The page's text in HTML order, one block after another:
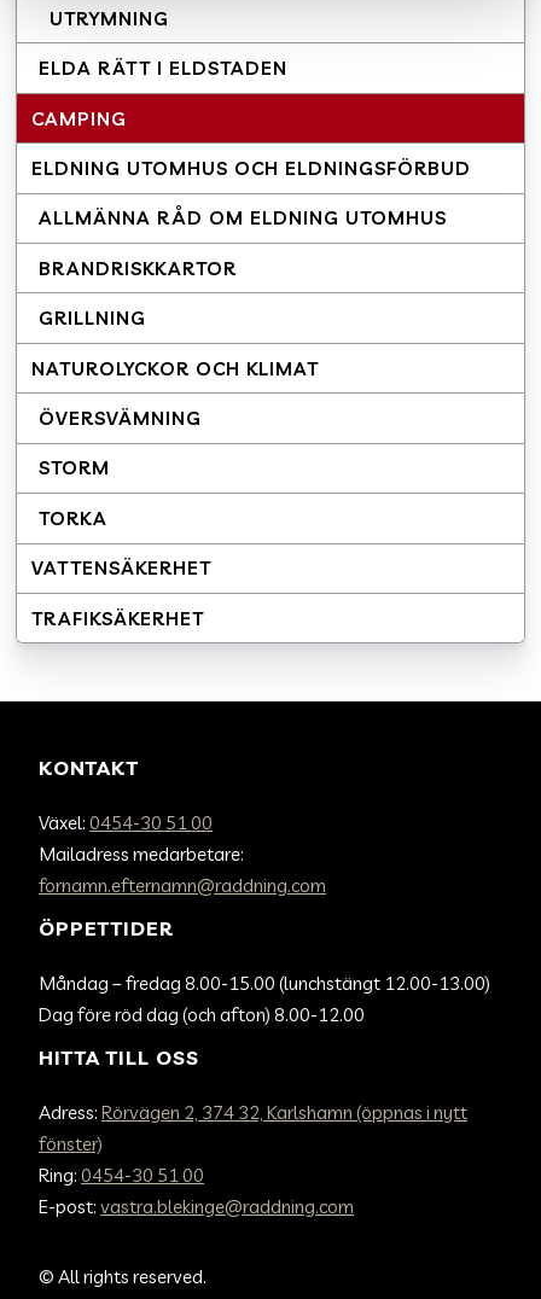
UTRYMNING
ELDA RÄTT I ELDSTADEN
CAMPING
ELDNING UTOMHUS OCH ELDNINGSFÖRBUD
ALLMÄNNA RÅD OM ELDNING UTOMHUS
BRANDRISKKARTOR
GRILLNING
NATUROLYCKOR OCH KLIMAT
ÖVERSVÄMNING
STORM
TORKA
VATTENSÄKERHET
TRAFIKSÄKERHET
KONTAKT
Växel: 0454-30 51 00
Mailadress medarbetare:
fornamn.efternamn@raddning.com
ÖPPETTIDER
Måndag – fredag 8.00-15.00 (lunchstängt 12.00-13.00)
Dag före röd dag (och afton) 8.00-12.00
HITTA TILL OSS
Adress: Rörvägen 2, 374 32, Karlshamn (öppnas i nytt
fönster)
Ring: 0454-30 51 00
E-post: vastra.blekinge@raddning.com
© All rights reserved.